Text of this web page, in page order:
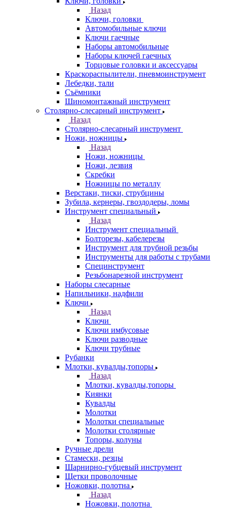
Назад
Ключи, головки
Автомобильные ключи
Ключи гаечные
Наборы автомобильные
Наборы ключей гаечных
Торцовые головки и аксессуары
Краскораспылители, пневмоинструмент
Лебедки, тали
Съёмники
Шиномонтажный инструмент
Столярно-слесарный инструмент
Назад
Столярно-слесарный инструмент
Ножи, ножницы
Назад
Ножи, ножницы
Ножи, лезвия
Скребки
Ножницы по металлу
Верстаки, тиски, струбцины
Зубила, кернеры, гвоздодеры, ломы
Инструмент специальный
Назад
Инструмент специальный
Болторезы, кабелерезы
Инструмент для трубной резьбы
Инструменты для работы с трубами
Специнструмент
Резьбонарезной инструмент
Наборы слесарные
Напильники, надфили
Ключи
Назад
Ключи
Ключи имбусовые
Ключи разводные
Ключи трубные
Рубанки
Млотки, кувалды,топоры
Назад
Млотки, кувалды,топоры
Киянки
Кувалды
Молотки
Молотки специальные
Молотки столярные
Топоры, колуны
Ручные дрели
Стамески, резцы
Шарнирно-губцевый инструмент
Щетки проволочные
Ножовки, полотна
Назад
Ножовки, полотна